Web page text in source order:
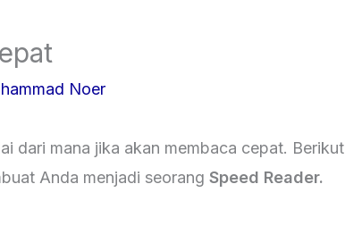
Noer
dari mana jika akan membaca cepat. Berikut
Anda menjadi seorang Speed Reader.